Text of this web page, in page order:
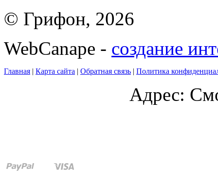
© Грифон, 2026
WebCanape - создание
Главная | Карта сайта | Обратная связь | Политика
Адрес: